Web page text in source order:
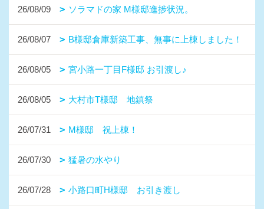
26/08/09 ソラマドの家 M様邸進捗状況。
26/08/07 B様邸倉庫新築工事、無事に上棟しました！
26/08/05 宮小路一丁目F様邸 お引渡し♪
26/08/05 大村市T様邸 地鎮祭
26/07/31 M様邸 祝上棟！
26/07/30 猛暑の水やり
26/07/28 小路口町H様邸 お引き渡し